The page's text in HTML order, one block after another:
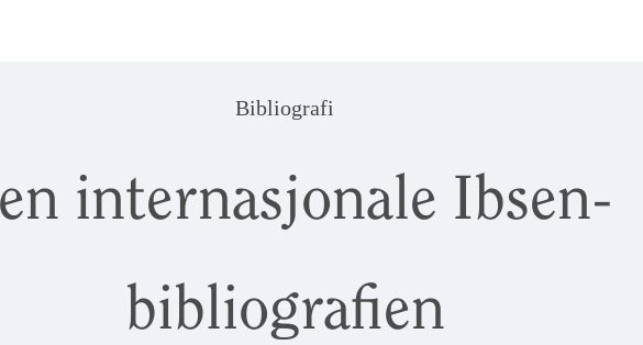
Bibliografi
internasjonale Ibsen-
bibliografien